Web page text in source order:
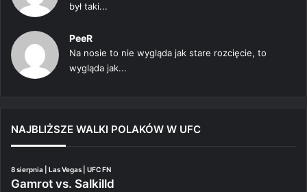
był taki...
PeeR
Na nosie to nie wygląda jak stare rozcięcie, to
wygląda jak...
NAJBLIŻSZE WALKI POLAKÓW W UFC
8 sierpnia | Las Vegas | UFC FN
Gamrot vs. Salkilld